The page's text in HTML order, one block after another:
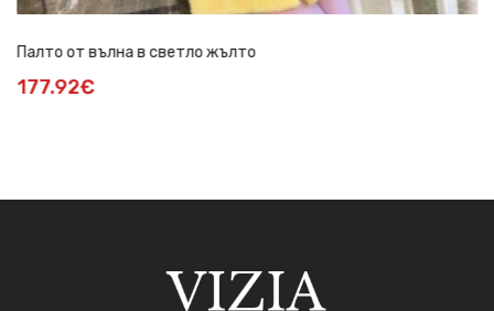
Палто от вълна в светло жълто
177.92€